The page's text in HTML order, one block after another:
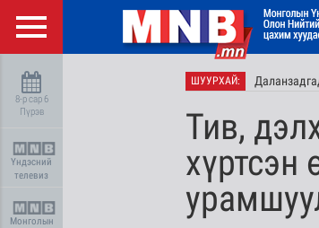
8-р сар 6
Пүрэв
Үндэсний
телевиз
Монголын
ШУУРХАЙ:
Тив,
хүртсэн